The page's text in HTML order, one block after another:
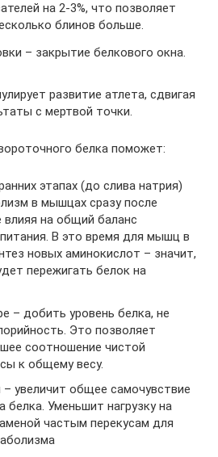
на 2-3%, что позволяет
блинов больше.
– закрытие белкового окна.
развитие атлета, сдвигая
с мертвой точки.
белка поможет:
этапах (до слива натрия)
в мышцах сразу после
влияя на общий баланс
В это время для мышц в
новых аминокислот – значит,
пережигать белок на
– добить уровень белка, не
Это позволяет
соотношение чистой
к общему весу.
– увеличит общее самочувствие
белка. Уменьшит нагрузку на
частым перекусам для